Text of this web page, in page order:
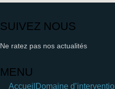
SUIVEZ NOUS
Ne ratez pas nos actualités
MENU
Accueil Domaine